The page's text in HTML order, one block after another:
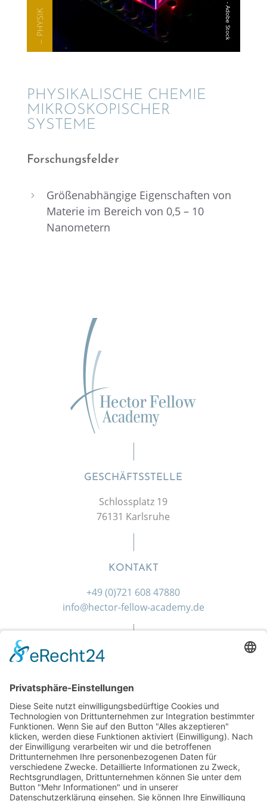
— PHYSIK
PHYSI­KA­LI­SCHE CHEMIE
MIKRO­SKO­PI­SCHER
SYSTEME
Forschungs­fel­der
5
Größen­ab­hän­gige Eigen­schaf­ten von
Materie im Bereich von 0,5 – 10
Nanometern
GESCHÄFTSSTELLE
Schlossplatz 19
76131 Karlsruhe
KONTAKT
+49 (0)721 608 47880
info@hector-fellow-academy.de
SOCIAL MEDIA
Gefördert durch dieHector Stiftung II